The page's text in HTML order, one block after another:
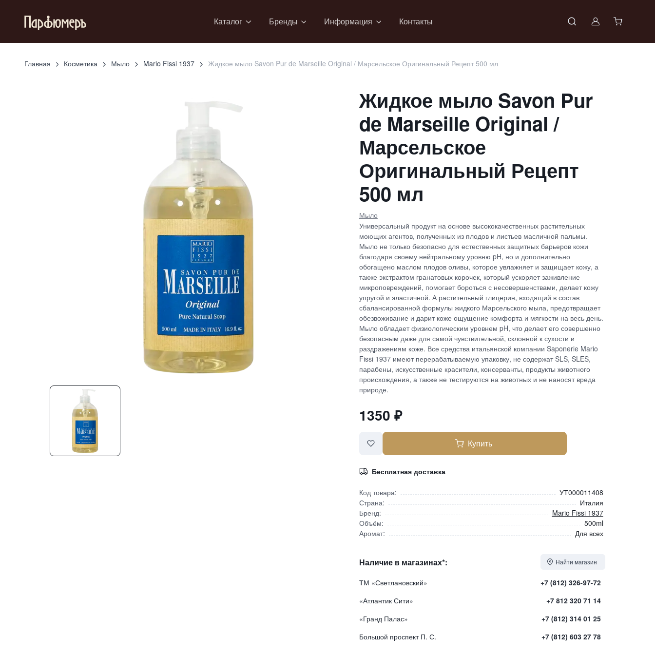
Каталог Бренды Информация Контакты Войти в
Главная Косметика Мыло Mario Fissi 1937 Жидкое мыло Savon Pur de Marseille Original / Марсельское Оригинальный Рецепт 500 мл
Жидкое мыло Savon Pur
de Marseille Original /
Марсельское
Оригинальный Рецепт
500 мл
Мыло
Универсальный продукт на основе высококачественных растительных
моющих агентов, полученных из плодов и листьев масличной пальмы.
Мыло не только безопасно для естественных защитных барьеров кожи
благодаря своему нейтральному уровню pH, но и дополнительно
обогащено маслом плодов оливы, которое увлажняет и защищает кожу, а
также экстрактом гранатовых корочек, который ускоряет заживление
микроповреждений, помогает бороться с несовершенствами, делает кожу
упругой и эластичной. А растительный глицерин, входящий в состав
сбалансированной формулы жидкого Марсельского мыла, предотвращает
обезвоживание и дарит коже ощущение комфорта и мягкости на весь день.
Мыло обладает физиологическим уровнем pH, что делает его совершенно
безопасным даже для самой чувствительной, склонной к сухости и
раздражениям коже. Все средства итальянской компании Saponerie Mario
Fissi 1937 имеют перерабатываемую упаковку, не содержат SLS, SLES,
парабены, искусственные красители, консерванты, продукты животного
происхождения, а также не тестируются на животных и не наносят вреда
природе.
1350 ₽
Купить
Бесплатная доставка
Код товара:
УТ000011408
Страна:
Италия
Бренд:
Mario Fissi 1937
Объём:
500ml
Аромат:
Для всех
Наличие в магазинах*: Найти магазин
ТМ «Светлановский»
+7 (812) 326-97-72
«Атлантик Сити»
+7 812 320 71 14
«Гранд Палас»
+7 (812) 314 01 25
Большой проспект П. С.
+7 (812) 603 27 78